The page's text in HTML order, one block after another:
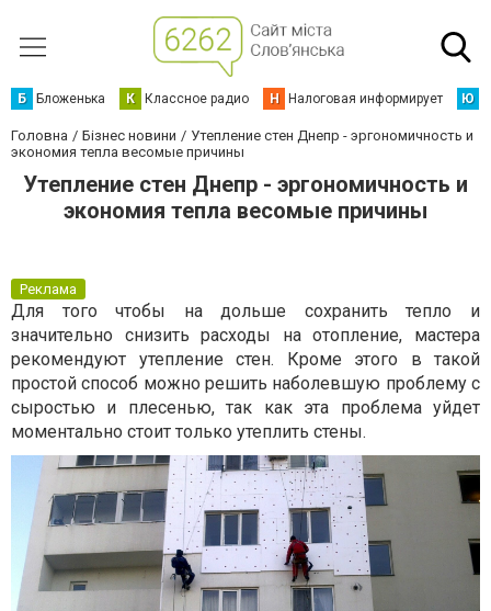
Б Бложенька К Классное радио Н Налоговая информирует Ю
Головна Бізнес новини
Утепление стен Днепр - эргономичность и
экономия тепла весомые причины
Утепление стен Днепр - эргономичность и
экономия тепла весомые причины
Реклама
Для того чтобы на дольше сохранить тепло и
значительно снизить расходы на отопление, мастера
рекомендуют утепление стен. Кроме этого в такой
простой способ можно решить наболевшую проблему с
сыростью и плесенью, так как эта проблема уйдет
моментально стоит только утеплить стены.